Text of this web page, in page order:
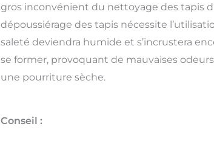
gros inconvénient du nettoyage des tapis
dépoussiérage des tapis nécessite
saleté deviendra humide et s’incrustera
se former, provoquant de mauvaises
une pourriture sèche.
Conseil :